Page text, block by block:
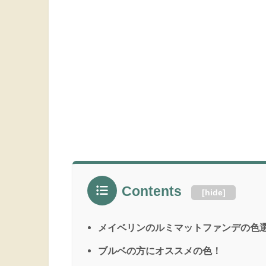
Contents [hide]
メイベリンのルミマットファンデの色
ブルベの方にオススメの色！